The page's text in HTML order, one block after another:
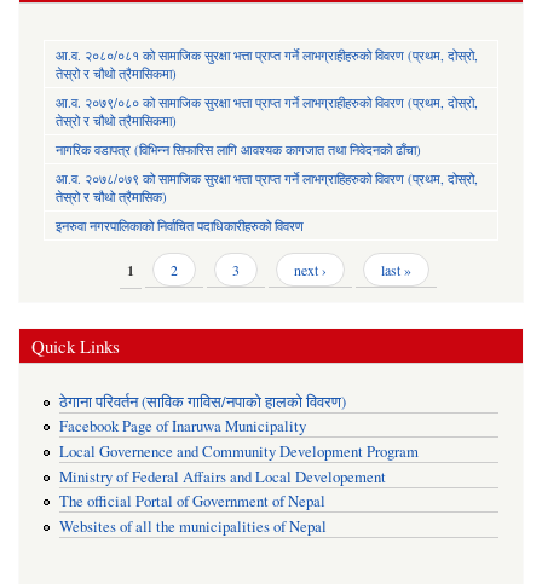
आ.व. २०८०/०८१ को सामाजिक सुरक्षा भत्ता प्राप्त गर्ने लाभग्राहीहरुको विवरण (प्रथम, दोस्रो,
तेस्रो र चौथो त्रैमासिकमा)
आ.व. २०७९/०८० को सामाजिक सुरक्षा भत्ता प्राप्त गर्ने लाभग्राहीहरुको विवरण (प्रथम, दोस्रो,
तेस्रो र चौथो त्रैमासिकमा)
नागरिक वडापत्र (विभिन्न सिफारिस लागि आवश्यक कागजात तथा निवेदनको ढाँचा)
आ.व. २०७८/०७९ को सामाजिक सुरक्षा भत्ता प्राप्त गर्ने लाभग्राहिहरुको विवरण (प्रथम, दोस्रो,
तेस्रो र चौथो त्रैमासिक)
इनरुवा नगरपालिकाको निर्वाचित पदाधिकारीहरुको विवरण
1 2 3 next › last »
Quick Links
ठेगाना परिवर्तन (साविक गाविस/नपाको हालको विवरण)
Facebook Page of Inaruwa Municipality
Local Governence and Community Development Program
Ministry of Federal Affairs and Local Developement
The official Portal of Government of Nepal
Websites of all the municipalities of Nepal